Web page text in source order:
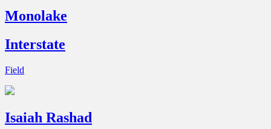
Monolake
Interstate
Field
Isaiah Rashad